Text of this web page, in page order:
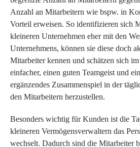
Anzahl an Mitarbeitern wie bspw. in
Vorteil erweisen. So identifizieren sich
kleineren Unternehmen eher mit den
Unternehmens, können sie diese doch
Mitarbeiter kennen und schätzen sich
einfacher, einen guten Teamgeist und
ergänzendes Zusammenspiel in der
den Mitarbeitern herzustellen.
Besonders wichtig für Kunden ist die
kleineren Vermögensverwaltern das
wechselt. Dadurch sind die Mitarbeiter